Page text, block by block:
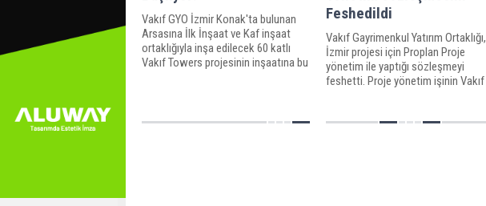
Vakıf GYO İzmir Konak'ta bulunan
Arsasına İlk İnşaat ve Kaf inşaat
ortaklığıyla inşa edilecek 60 katlı
Vakıf Towers projesinin inşaatına bu
Feshedildi
Vakıf Gayrimenkul Yatırım Ortaklığı,
İzmir projesi için Proplan Proje
yönetim ile yaptığı sözleşmeyi
feshetti. Proje yönetim işinin Vakıf